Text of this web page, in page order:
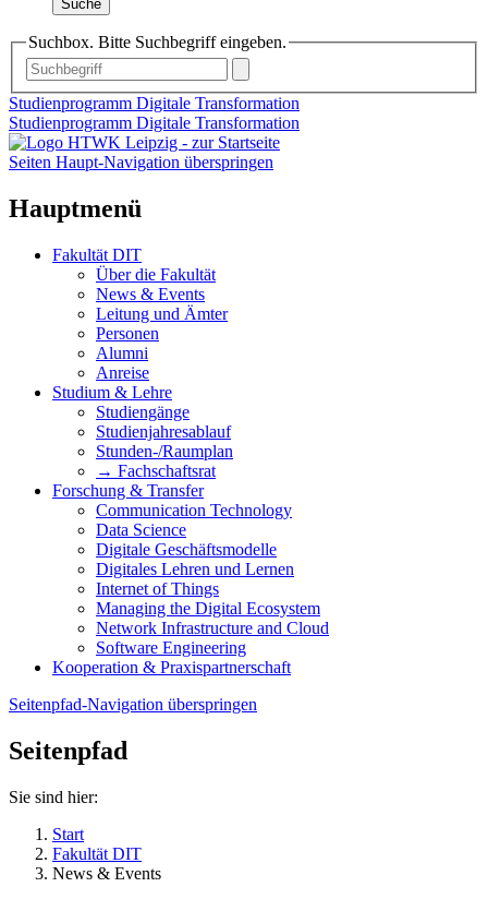
Suche
Suchbox. Bitte Suchbegriff eingeben.
Studienprogramm Digitale Transformation
Studienprogramm Digitale Transformation
Seiten Haupt-Navigation überspringen
Hauptmenü
Fakultät DIT
Über die Fakultät
News & Events
Leitung und Ämter
Personen
Alumni
Anreise
Studium & Lehre
Studiengänge
Studienjahresablauf
Stunden-/Raumplan
→ Fachschaftsrat
Forschung & Transfer
Communication Technology
Data Science
Digitale Geschäftsmodelle
Digitales Lehren und Lernen
Internet of Things
Managing the Digital Ecosystem
Network Infrastructure and Cloud
Software Engineering
Kooperation & Praxispartnerschaft
Seitenpfad-Navigation überspringen
Seitenpfad
Sie sind hier:
Start
Fakultät DIT
News & Events